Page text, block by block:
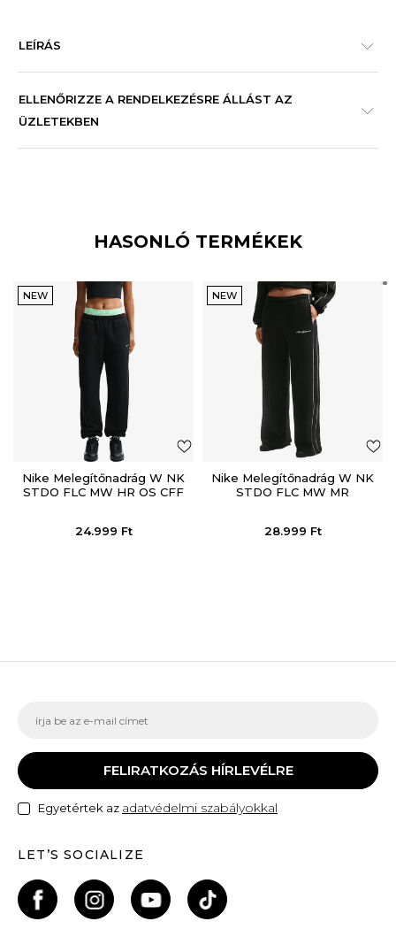
LEÍRÁS
ELLENŐRIZZE A RENDELKEZÉSRE ÁLLÁST AZ
ÜZLETEKBEN
HASONLÓ TERMÉKEK
NEW
Nike Melegítőnadrág W NK
STDO FLC MW HR OS CFF
24.999 Ft
NEW
Nike Melegítőnadrág W NK
STDO FLC MW MR
28.999 Ft
FELIRATKOZÁS HÍRLEVÉLRE
Egyetértek az adatvédelmi szabályokkal
LET’S SOCIALIZE